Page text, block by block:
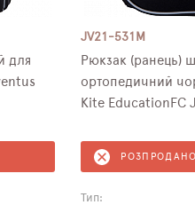
для
JV21-531M
Рюкзак (ранець)
ортопедичний
Kite EducationFC
РОЗПРОДАНО
Тип: